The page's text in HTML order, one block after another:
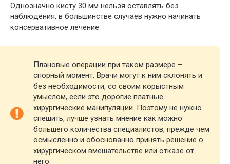
Однозначно кисту 30 мм нельзя оставлять без
наблюдения, в большинстве случаев нужно начинать
консервативное лечение.
Плановые операции при таком размере –
спорный момент. Врачи могут к ним склонять и
без необходимости, со своим корыстным
умыслом, если это дорогие платные
хирургические манипуляции. Поэтому не нужно
спешить, лучше узнать мнение как можно
большего количества специалистов, прежде чем
осмысленно и обоснованно принять решение о
хирургическом вмешательстве или отказе от
него.